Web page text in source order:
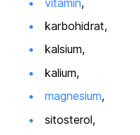
karbohidrat,
kalsium,
kalium,
magnesium,
sitosterol,